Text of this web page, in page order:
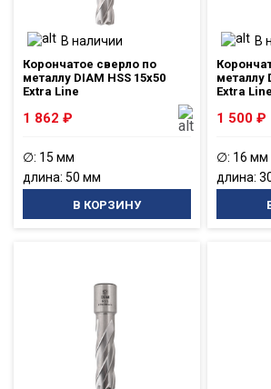
В наличии
Корончатое сверло по
металлу DIAM HSS 15x50
Extra Line
1 862 ₽
∅: 15 мм
длина: 50 мм
В КОРЗИНУ
В
металлу
Extra Line
1 500₽
∅: 16 мм
длина: